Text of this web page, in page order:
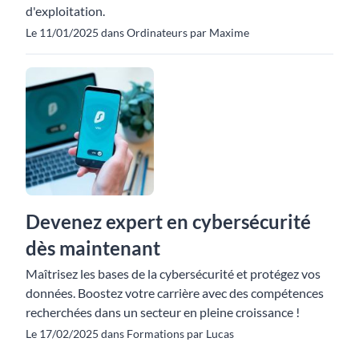
d'exploitation.
Le 11/01/2025 dans Ordinateurs par Maxime
Devenez expert en cybersécurité
dès maintenant
Maîtrisez les bases de la cybersécurité et protégez vos
données. Boostez votre carrière avec des compétences
recherchées dans un secteur en pleine croissance !
Le 17/02/2025 dans Formations par Lucas